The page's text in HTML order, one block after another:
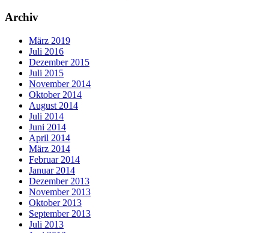
Archiv
März 2019
Juli 2016
Dezember 2015
Juli 2015
November 2014
Oktober 2014
August 2014
Juli 2014
Juni 2014
April 2014
März 2014
Februar 2014
Januar 2014
Dezember 2013
November 2013
Oktober 2013
September 2013
Juli 2013